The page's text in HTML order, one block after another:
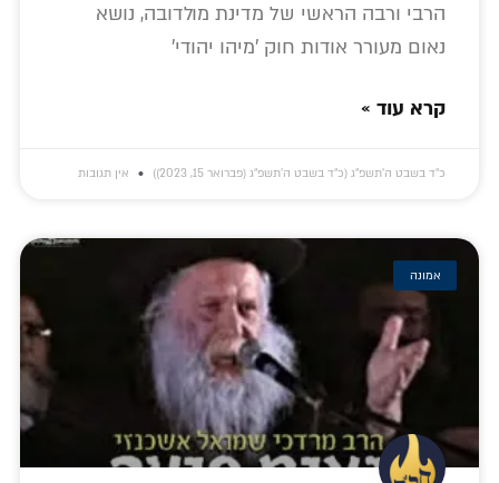
הרבי ורבה הראשי של מדינת מולדובה, נושא
נאום מעורר אודות חוק 'מיהו יהודי'
קרא עוד »
כ״ד בשבט ה׳תשפ״ג (כ״ד בשבט ה׳תשפ״ג (פברואר 15, 2023)) אין תגובות
אמונה